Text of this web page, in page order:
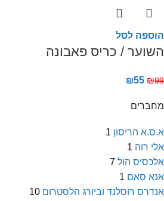
מחברים
א.ס.א הריסון 1
אלי רוה 1
אלכסיס הול 7
אנא סאם 1
אנדרס רוסלנד וביורג הלסטרום 10
הוספה לסל
השוער / כריס פאבונה
₪99
₪55